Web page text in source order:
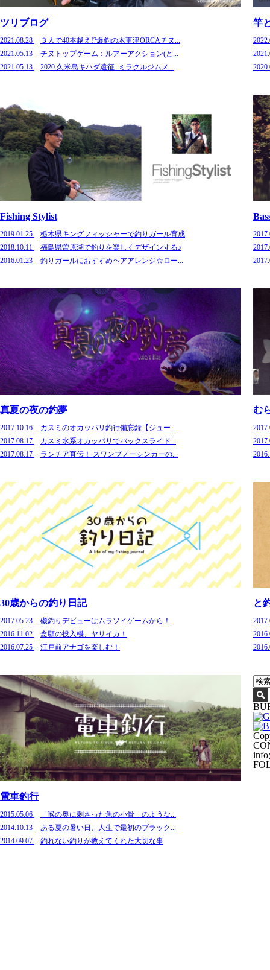
ツリブログ
2021.08.28
３人で40本越え!?爆釣の木更津ORCAチヌ...
2021.05.13
チヌトップゲーム：ルアーアクション(と...
2021.05.13
2020 久米島キハダ遠征 :ミラクルジムメ...
竿
Fishing Stylist
2019.01.25
栃木県キングフィッシャーで釣りガール育成
2018.10.11
福島県曽原湖で釣りを楽しくデザインする♪
2016.01.23
釣りガールにおすすめヘアアレンジ☆ロー...
真夏の夜の釣夢
2017.10.16
カスミのオカッパリ釣行備忘録【ジュー...
2017.08.17
カスミ水系オカッパリでバックスライド...
2017.08.17
ランチア直伝！ スワンプノーシンカーの...
む
30歳からの釣り日記
2017.05.23
磯釣りデビューはムラソイゲームから！
2016.11.02
念願の投入機、ヤリイカ！
2016.07.25
江戸前アナゴを楽しむ！
と
電車釣行
2015.05.06
「喉の奥に刺さった魚の小骨」のような...
2014.10.13
ある夏の暑い日、人生で最初のブラック...
2014.09.07
釣れない釣りが教えてくれた大切な事